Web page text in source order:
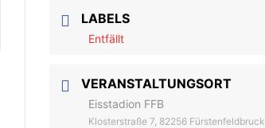
LABELS
Entfällt
VERANSTALTUNGSORT
Eisstadion FFB
Klosterstraße 7, 82256 Fürstenfeldbruck